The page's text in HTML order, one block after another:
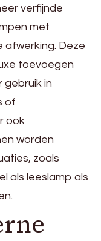
verfijnde
met
afwerking. Deze
toevoegen
gebruik in
of
ook
worden
zoals
als leeslamp als